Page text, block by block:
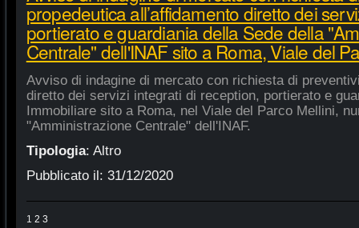
propedeutica all’affidamento diretto dei
portierato e guardiania della Sede della
Centrale" dell'INAF sito a Roma, Viale del
Avviso di indagine di mercato con richiesta di
diretto dei servizi integrati di reception, portierato e
Immobiliare sito a Roma, nel Viale del Parco Mellini,
"Amministrazione Centrale" dell'INAF.
Tipologia: Altro
Pubblicato il: 31/12/2020
1 2 3